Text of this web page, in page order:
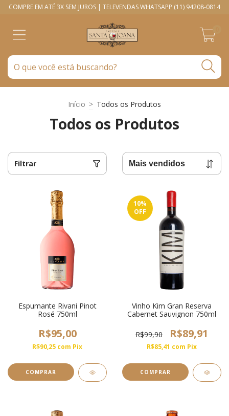
COMPRE EM ATÉ 3X SEM JUROS | TELEVENDAS WHATSAPP (11) 94208-0814
Início > Todos os Produtos
Todos os Produtos
Filtrar
Espumante Rivani Pinot
Rosé 750ml
R$95,00
R$90,25 com Pix
10%
OFF
Vinho Kim Gran Reserva
Cabernet Sauvignon 750ml
R$99,90 R$89,91
R$85,41 com Pix